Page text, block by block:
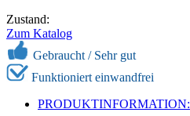
Zustand:
Zum Katalog
Gebraucht / Sehr gut
Funktioniert einwandfrei
PRODUKTINFORMATION: